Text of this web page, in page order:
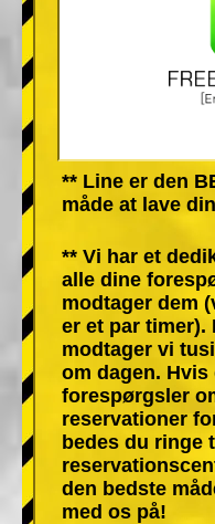
** Line er den
måde at lave
** Vi har et
alle dine
modtager dem
er et par timer).
modtager vi
om dagen.
forespørgsler
reservationer
bedes du ringe
den bedste
med os på!